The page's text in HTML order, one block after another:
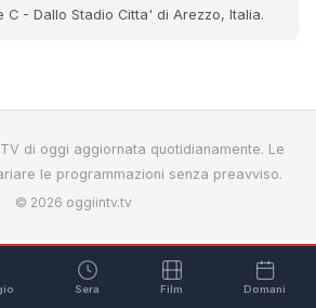
C - Dallo Stadio Citta' di Arezzo, Italia.
di oggi aggiornata quotidianamente. Le
le programmazioni senza preavviso.
© 2026 oggiintv.tv
Sera Film Domani